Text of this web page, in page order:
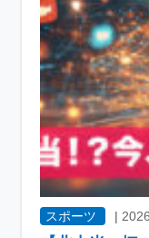
スポーツ |